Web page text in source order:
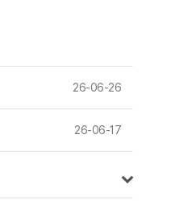
26-06-26
26-06-17